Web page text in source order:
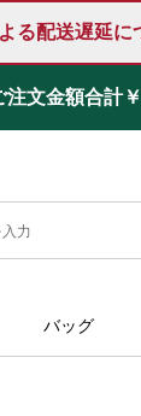
る配送遅延に
注文金額合計
バッグ